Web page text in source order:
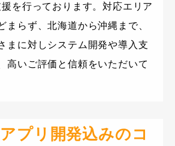
を行っております。対応エリア
まらず、北海道から沖縄まで、
まに対しシステム開発や導入支
高いご評価と信頼をいただいて
アプリ開発込みの コ